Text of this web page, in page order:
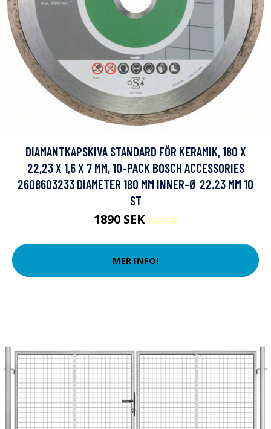
DIAMANTKAPSKIVA STANDARD FÖR KERAMIK, 180 X
22,23 X 1,6 X 7 MM, 10-PACK BOSCH ACCESSORIES
2608603233 DIAMETER 180 MM INNER-Ø 22.23 MM 10
ST
1890 SEK1990 SEK
MER INFO!